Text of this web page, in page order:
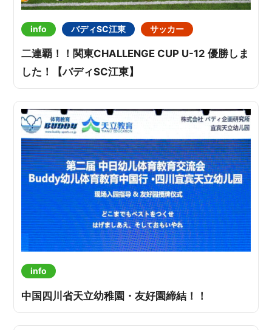
info バディSC江東 サッカー
二連覇！！関東CHALLENGE CUP U-12 優勝しま
した！【バディSC江東】
info
中国四川省天立幼稚園・友好園締結！！